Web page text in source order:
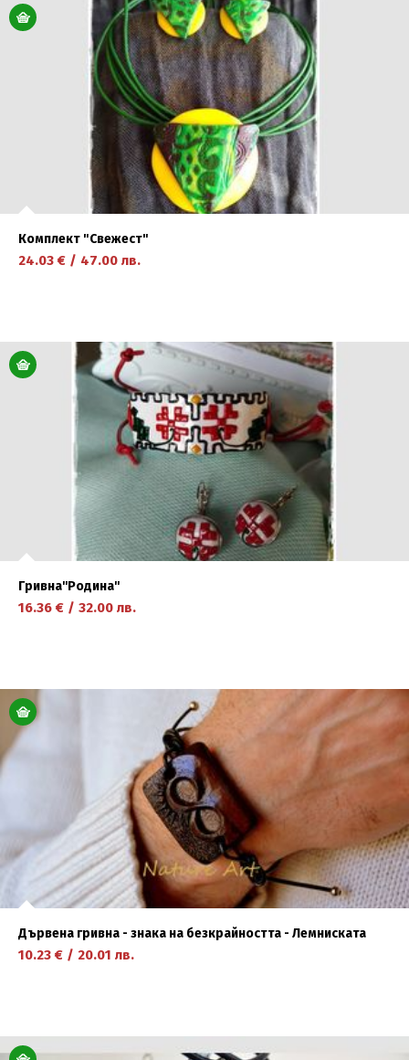
научете повече
Комплект "Свежест"
24.03 € / 47.00 лв.
научете повече
Гривна''Родина''
16.36 € / 32.00 лв.
научете повече
Дървена гривна - знака на безкрайността - Лемниската
10.23 € / 20.01 лв.
научете повече